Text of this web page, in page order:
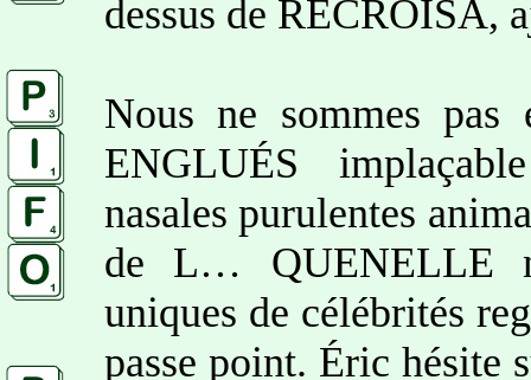
dessus de RECROISA,
Nous ne sommes pas
ENGLUÉS
nasales purulentes
de L… QUENELLE
uniques de célébrités
passe point. Éric hésite